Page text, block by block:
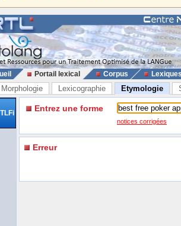
Portail lexical Corpus
Morphologie Lexicographie Etymologie
TLFi Entrez une forme
notices corrigées
Erreur